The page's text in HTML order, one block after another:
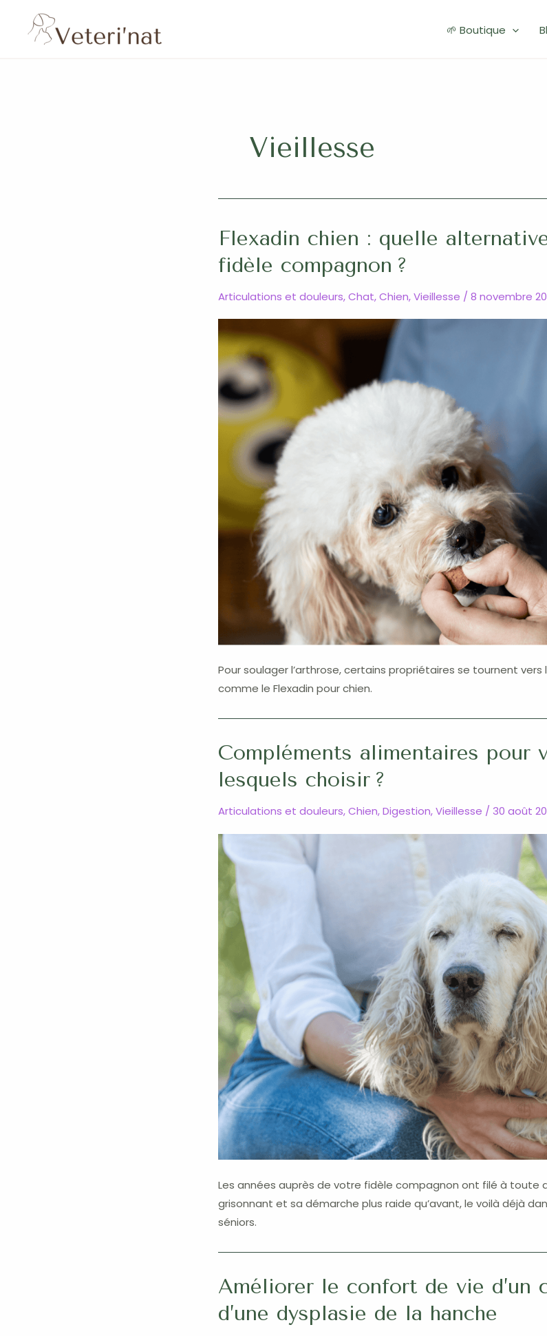
contenu
🌱 Boutique
Vieillesse
Flexadin chien : quelle
fidèle compagnon ?
Articulations et douleurs,Chat,Chien,Vieillesse / 8 novembre
Pour soulager l’arthrose, certains propriétaires se tournent
comme le Flexadin pour chien.
Compléments alimentaires pour
lesquels choisir ?
Articulations et douleurs,Chien,Digestion,Vieillesse / 30 août
Les années auprès de votre fidèle compagnon ont filé à toute
grisonnant et sa démarche plus raide qu’avant, le voilà déjà
séniors.
Améliorer le confort de vie d’un
d’une dysplasie de la hanche